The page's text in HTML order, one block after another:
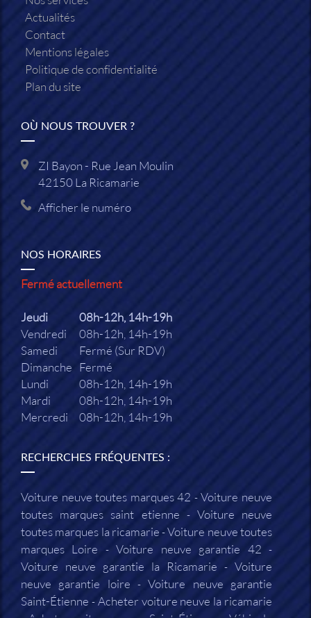
Actualités
Contact
Mentions légales
Politique de confidentialité
Plan du site
OÙ NOUS TROUVER ?
ZI Bayon - Rue Jean Moulin
42150La Ricamarie
Afficher le numéro
NOS HORAIRES
Fermé actuellement
Jeudi
08h-12h, 14h-19h
Vendredi
08h-12h, 14h-19h
Samedi
Fermé (Sur RDV)
Dimanche Fermé
Lundi
08h-12h, 14h-19h
Mardi
08h-12h, 14h-19h
Mercredi
08h-12h, 14h-19h
RECHERCHES FRÉQUENTES :
Voiture neuve toutes marques 42
Voiture neuve
toutes marques saint etienne
Voiture neuve
toutes marques la ricamarie Voiture neuve toutes
marques Loire
Voiture neuve garantie 42
Voiture neuve garantie la Ricamarie
Voiture
neuve garantie loire
Voiture neuve garantie
Saint-Étienne
Acheter voiture neuve la ricamarie